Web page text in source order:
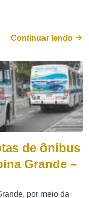
Continuar lendo
de ônibus
Grande –
por meio da